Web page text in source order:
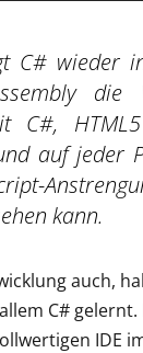
C# wieder
C#,
auf jeder
kann.
auch,
C#
IDE